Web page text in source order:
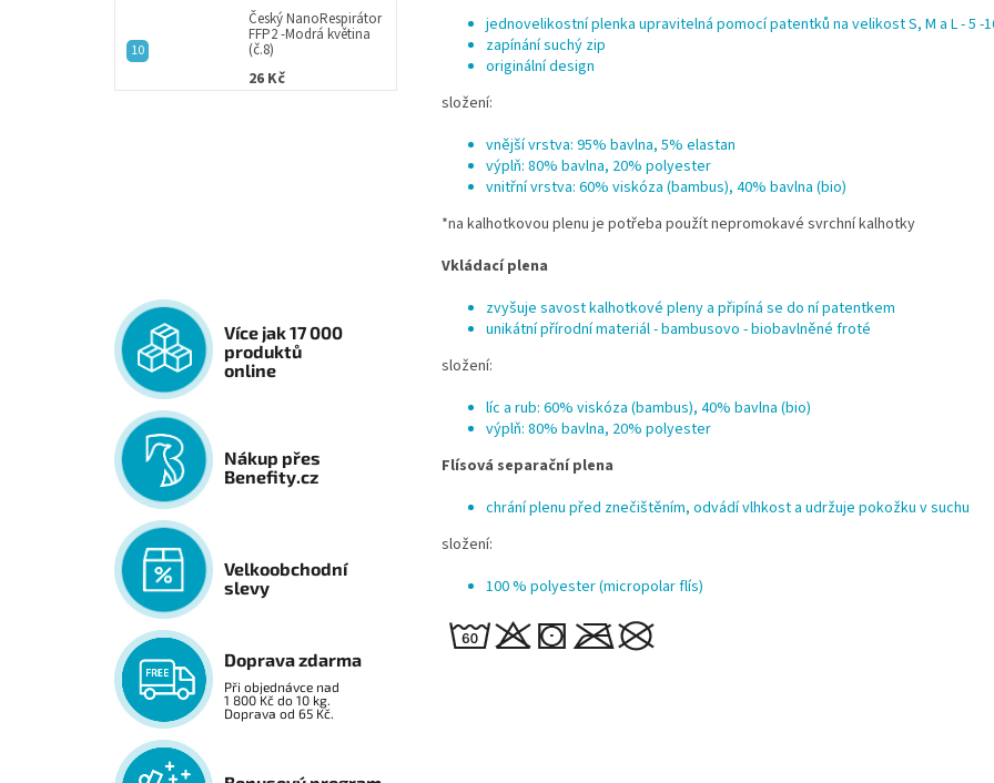
Český NanoRespirátor
FFP2 -Modrá květina
(č.8)
26 Kč
Více jak 17 000
produktů
online
Nákup přes
Benefity.cz
Velkoobchodní
slevy
Doprava zdarma
Při objednávce nad
1 800 Kč do 10 kg.
Doprava od 65 Kč.
jednovelikostní plenka upravitelná pomocí patentků na velikost S, M a L - 5 -
zapínání suchý zip
originální design
složení:
vnější vrstva: 95% bavlna, 5% elastan
výplň: 80% bavlna, 20% polyester
vnitřní vrstva: 60% viskóza (bambus), 40% bavlna (bio)
*na kalhotkovou plenu je potřeba použít nepromokavé svrchní kalhotky
Vkládací plena
zvyšuje savost kalhotkové pleny a připíná se do ní patentkem
unikátní přírodní materiál - bambusovo - biobavlněné froté
složení:
líc a rub: 60% viskóza (bambus), 40% bavlna (bio)
výplň: 80% bavlna, 20% polyester
Flísová separační plena
chrání plenu před znečištěním, odvádí vlhkost a udržuje pokožku v suchu
složení:
100 % polyester (micropolar flís)